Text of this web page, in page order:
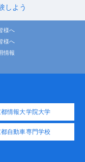
しよう
様へ
様へ
情報
情報大学院大学
自動車専門学校